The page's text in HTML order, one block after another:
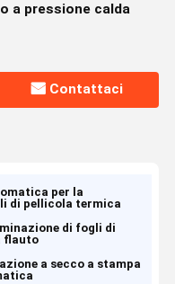
a pressione calda
Contattaci
per la
di pellicola termica
di fogli di
flauto
a secco a stampa